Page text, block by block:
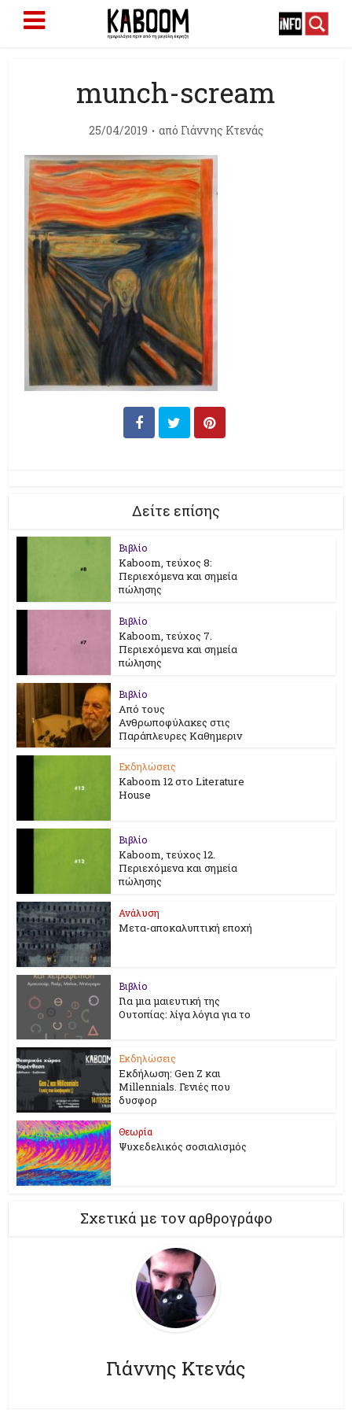
munch-scream
25/04/2019 από Γιάννης Κτενάς
Δείτε επίσης
Βιβλίο
Kaboom, τεύχος 8:
Περιεχόμενα και σημεία
πώλησης
Βιβλίο
Kaboom, τεύχος 7.
Περιεχόμενα και σημεία
πώλησης
Βιβλίο
Από τους
Ανθρωποφύλακες στις
Παράπλευρες Καθημεριν
Εκδηλώσεις
Kaboom 12 στο Literature
House
Βιβλίο
Kaboom, τεύχος 12.
Περιεχόμενα και σημεία
πώλησης
Ανάλυση
Μετα-αποκαλυπτική εποχή
Βιβλίο
Για μια μαιευτική της
Ουτοπίας: λίγα λόγια για το
Εκδηλώσεις
Εκδήλωση: Gen Z και
Millennials. Γενιές που
δυσφορ
Θεωρία
Ψυχεδελικός σοσιαλισμός
Σχετικά με τον αρθρογράφο
Γιάννης Κτενάς